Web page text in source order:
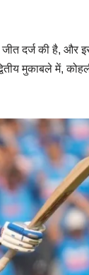
दर्ज की है, और
मुकाबले में,